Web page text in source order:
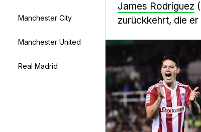
Manchester City
Manchester United
Real Madrid
James Rodríguez
zurückkehrt, die